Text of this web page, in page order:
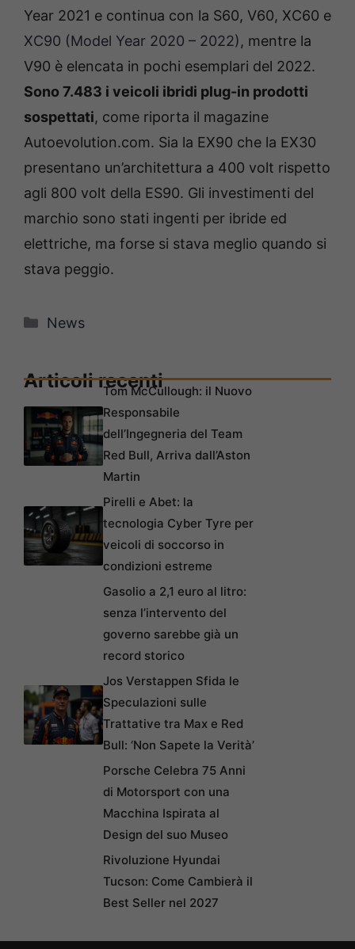
Year 2021 e continua con la S60, V60, XC60 e
XC90 (Model Year 2020 – 2022), mentre la
V90 è elencata in pochi esemplari del 2022.
Sono 7.483 i veicoli ibridi plug-in prodotti
sospettati, come riporta il magazine
Autoevolution.com. Sia la EX90 che la EX30
presentano un’architettura a 400 volt rispetto
agli 800 volt della ES90. Gli investimenti del
marchio sono stati ingenti per ibride ed
elettriche, ma forse si stava meglio quando si
stava peggio.
Categorie
News
Articoli recentiTom McCullough: il Nuovo
Responsabile
dell’Ingegneria del Team
Red Bull, Arriva dall’Aston
Martin
Pirelli e Abet: la
tecnologia Cyber Tyre per
veicoli di soccorso in
condizioni estreme
Gasolio a 2,1 euro al litro:
senza l’intervento del
governo sarebbe già un
record storico
Jos Verstappen Sfida le
Speculazioni sulle
Trattative tra Max e Red
Bull: ‘Non Sapete la Verità’
Porsche Celebra 75 Anni
di Motorsport con una
Macchina Ispirata al
Design del suo Museo
Rivoluzione Hyundai
Tucson: Come Cambierà il
Best Seller nel 2027